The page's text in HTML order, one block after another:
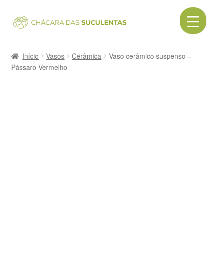
Pular
para
Pular
para
conteúdo
Acessórios
Início Vasos Cerâmica
Vaso cerâmico suspenso –
Pássaro Vermelho